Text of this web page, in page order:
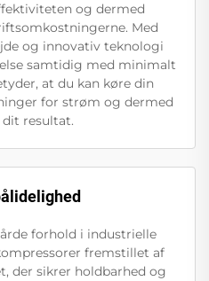
og dermed
Med
og innovativ teknologi
samtidig med minimalt
at du kan køre din
for strøm og dermed
resultat.
forhold i industrielle
fremstillet af
der sikrer holdbarhed og